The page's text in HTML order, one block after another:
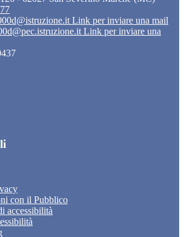
Link per inviare una mail
Link per inviare una
con il Pubblico
accessibilità